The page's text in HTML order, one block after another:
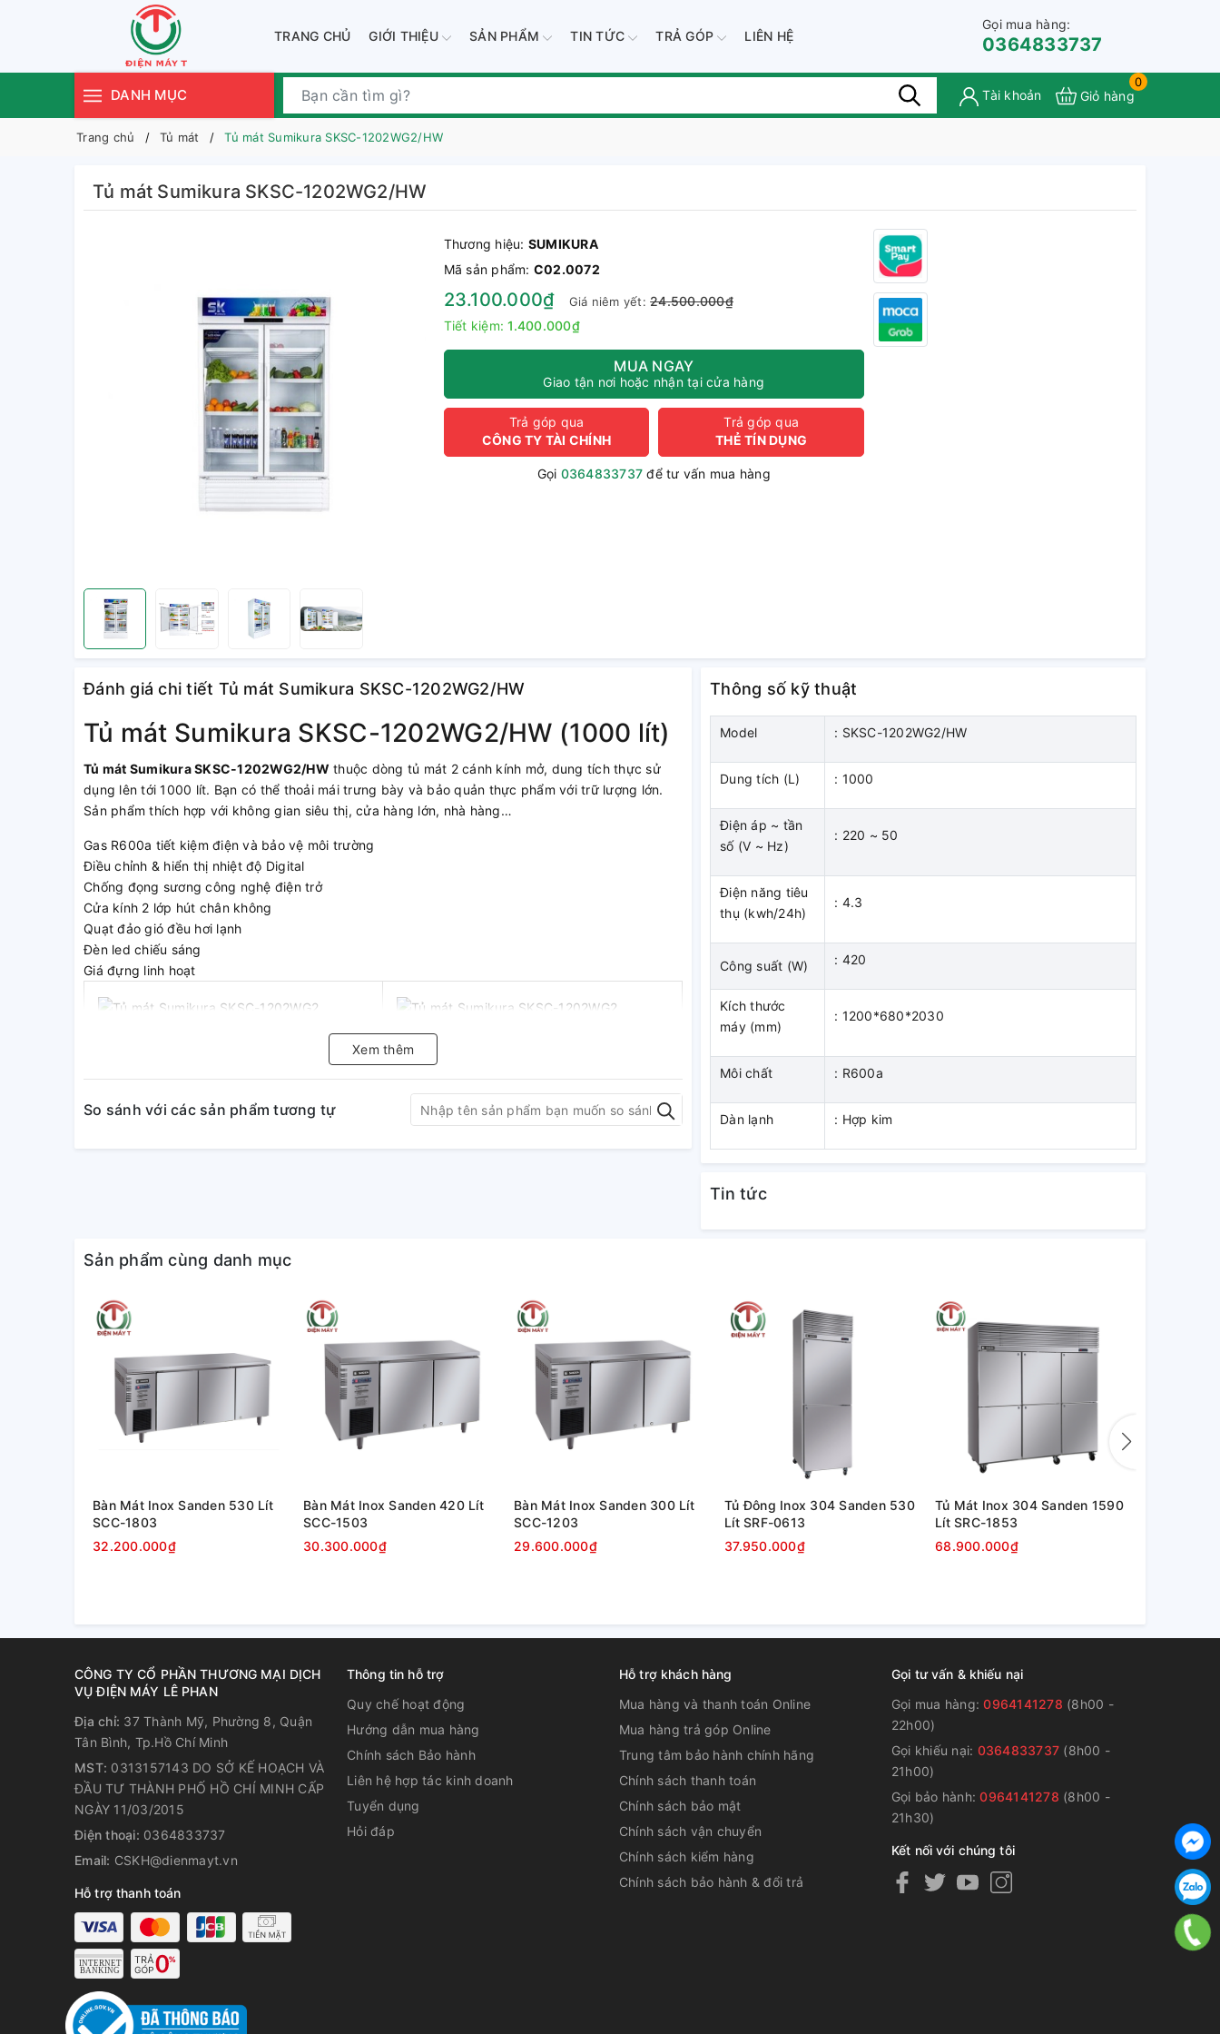
TRANG CHỦ GIỚI THIỆU SẢN PHẨM TIN TỨC TRẢ GÓP LIÊN HỆ
Gọi mua hàng:
0364833737
DANH MỤC Tài khoản
0
Giỏ hàng
Trang chủ Tủ mát Tủ mát Sumikura SKSC-1202WG2/HW
Tủ mát Sumikura SKSC-1202WG2/HW
Thương hiệu: SUMIKURA
Mã sản phẩm: C02.0072
23.100.000₫ Giá niêm yết:24.500.000₫
Tiết kiệm:1.400.000₫
MUA NGAY
Giao tận nơi hoặc nhận tại cửa hàng
Trả góp qua
CÔNG TY TÀI CHÍNH
Trả góp qua
THẺ TÍN DỤNG
Gọi 0364833737 để tư vấn mua hàng
Đánh giá chi tiết Tủ mát Sumikura SKSC-1202WG2/HW
Tủ mát Sumikura SKSC-1202WG2/HW (1000 lít)
Tủ mát Sumikura SKSC-1202WG2/HW thuộc dòng tủ mát 2 cánh kính mở, dung tích thực sử
dụng lên tới 1000 lít. Bạn có thể thoải mái trưng bày và bảo quản thực phẩm với trữ lượng lớn.
Sản phẩm thích hợp với không gian siêu thị, cửa hàng lớn, nhà hàng…
Gas R600a tiết kiệm điện và bảo vệ môi trường
Điều chỉnh & hiển thị nhiệt độ Digital
Chống đọng sương công nghệ điện trở
Cửa kính 2 lớp hút chân không
Quạt đảo gió đều hơi lạnh
Đèn led chiếu sáng
Giá đựng linh hoạt
Tính năng nổi bật của tủ mát Sumikura SKSC-
1202WG2/HW
dàng quan sát, lấy và sắp xếp thực phẩm. Tay cầm có thiết kế chìm chắc chắn, tiết kiệm diện
Điểm nổi bật ở những chiếc tủ mát Sumikura, đó là được trang bị bảng hiển thị nhiệt độ ngay mặt
ngoài tủ. Nhờ vậy, bạn có thể biết được chính xác nhiệt độ trong lòng tủ. Nhờ mức nhiệt chính
xác, thực phẩm bảo quản luôn giữ được độ tươi ngon, tránh để nhiệt độ quá thấp hoặc cao gây
tới hỏng hàng.
Chống đọng sương tuyệt đối bằng công nghệ điện trở
Tủ mát Sumikura SKSC-1202WG2/HW là sản phẩm nâng cấp của dòng tủ mát 2 cánh trước đây,
tủ có khả năng chống đọng sương tuyệt đối nhờ ứng dụng công nghệ điện trở hiện đại. Mặt kính
trong, tiện ích cho việc trưng bày, thu hút khách hàng. Đây là công nghệ độc quyền của hãng
Xem thêm
So sánh với các sản phẩm tương tự
Thông số kỹ thuật
Model : SKSC-1202WG2/HW
Dung tích (L) : 1000
Điện áp ~ tần
số (V ~ Hz)
: 220 ~ 50
Điện năng tiêu
thụ (kwh/24h)
: 4.3
Công suất (W) : 420
Kích thước
máy (mm)
: 1200*680*2030
Môi chất : R600a
Dàn lạnh : Hợp kim
Tin tức
Sản phẩm cùng danh mục
Bàn Mát Inox Sanden 530 Lít
SCC-1803
32.200.000₫
Bàn Mát Inox Sanden 420 Lít
SCC-1503
30.300.000₫
Bàn Mát Inox Sanden 300 Lít
SCC-1203
29.600.000₫
Tủ Đông Inox 304 Sanden 530
Lít SRF-0613
37.950.000₫
Tủ Mát Inox 304 Sanden 1590
Lít SRC-1853
68.900.000₫
CÔNG TY CỔ PHẦN THƯƠNG MẠI DỊCH
VỤ ĐIỆN MÁY LÊ PHAN
Địa chỉ: 37 Thành Mỹ, Phường 8, Quận
Tân Bình, Tp.Hồ Chí Minh
MST: 0313157143 DO SỞ KẾ HOẠCH VÀ
ĐẦU TƯ THÀNH PHỐ HỒ CHÍ MINH CẤP
NGÀY 11/03/2015
Điện thoại: 0364833737
Email: CSKH@dienmayt.vn
Hỗ trợ thanh toán
Thông tin hỗ trợ
Quy chế hoạt động
Hướng dẫn mua hàng
Chính sách Bảo hành
Liên hệ hợp tác kinh doanh
Tuyển dụng
Hỏi đáp
Hỗ trợ khách hàng
Mua hàng và thanh toán Online
Mua hàng trả góp Online
Trung tâm bảo hành chính hãng
Chính sách thanh toán
Chính sách bảo mật
Chính sách vận chuyển
Chính sách kiểm hàng
Chính sách bảo hành & đổi trả
Gọi tư vấn & khiếu nại
Gọi mua hàng:0964141278 (8h00 -
22h00)
Gọi khiếu nại: 0364833737 (8h00 -
21h00)
Gọi bảo hành:0964141278 (8h00 -
21h30)
Kết nối với chúng tôi